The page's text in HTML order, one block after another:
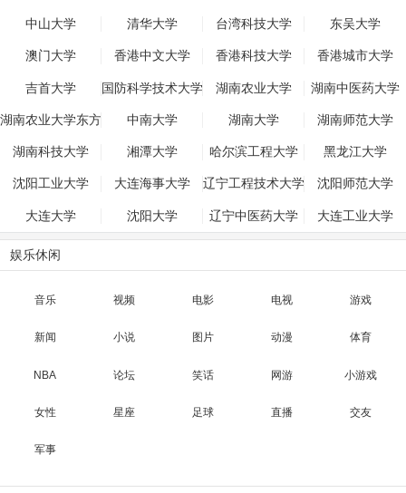
中山大学 清华大学 台湾科技大学 东吴大学
澳门大学 香港中文大学 香港科技大学 香港城市大学
吉首大学 国防科学技术大学 湖南农业大学 湖南中医药大学
湖南农业大学东方
科技学院
中南大学 湖南大学 湖南师范大学
湖南科技大学 湘潭大学 哈尔滨工程大学 黑龙江大学
沈阳工业大学 大连海事大学 辽宁工程技术大学 沈阳师范大学
大连大学 沈阳大学 辽宁中医药大学 大连工业大学
娱乐休闲
音乐 视频 电影 电视 游戏
新闻 小说 图片 动漫 体育
NBA 论坛 笑话 网游 小游戏
女性 星座 足球 直播 交友
军事